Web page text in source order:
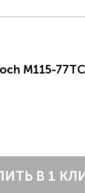
М115-77ТС
В 1